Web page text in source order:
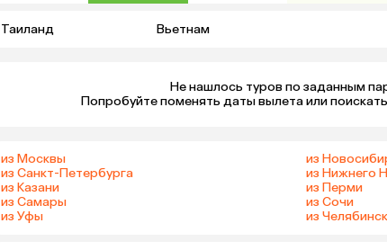
Таиланд Вьетнам
Не нашлось туров по заданным
Попробуйте поменять даты вылета или
из Москвы
из Санкт-Петербурга
из Казани
из Самары
из Уфы
из
из Нижнего
из Перми
из Сочи
из